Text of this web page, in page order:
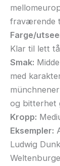
fraværende
Farge/
Klar til lett
Smak:
med
og bitterhet
Kropp:
Eksempler:
Ludwig